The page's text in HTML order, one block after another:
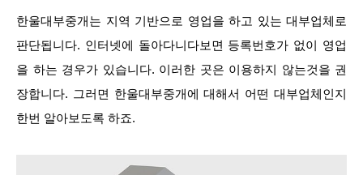
한울대부중개는 지역 기반으로 영업을 하고 있는 대부업체로
판단됩니다. 인터넷에 돌아다니다보면 등록번호가 없이 영업
을 하는 경우가 있습니다. 이러한 곳은 이용하지 않는것을 권
장합니다. 그러면 한울대부중개에 대해서 어떤 대부업체인지
한번 알아보도록 하죠.